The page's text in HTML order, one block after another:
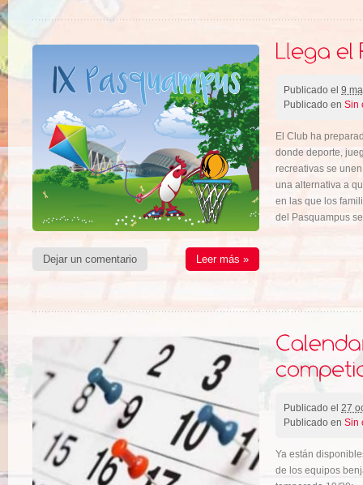
Dejar un comentario Leer más »
Publicado el 9
Publicado en Sin
El Club ha
donde deporte,
recreativas se
una alternativa a
en las que los
del Pasquampus
Publicado el 27
Publicado en Sin
Ya están
de los equipos